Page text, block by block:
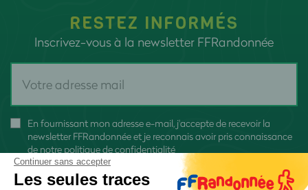
RESTEZ INFORMÉS
Inscrivez-vous à la newsletter FFRandonnée
En fournissant mon adresse e-mail, j'accepte de recevoir la
newsletter FFRandonnée et je reconnais avoir pris connaissance
de notre politique de confidentialité
Continuer sans accepter
Les seules traces